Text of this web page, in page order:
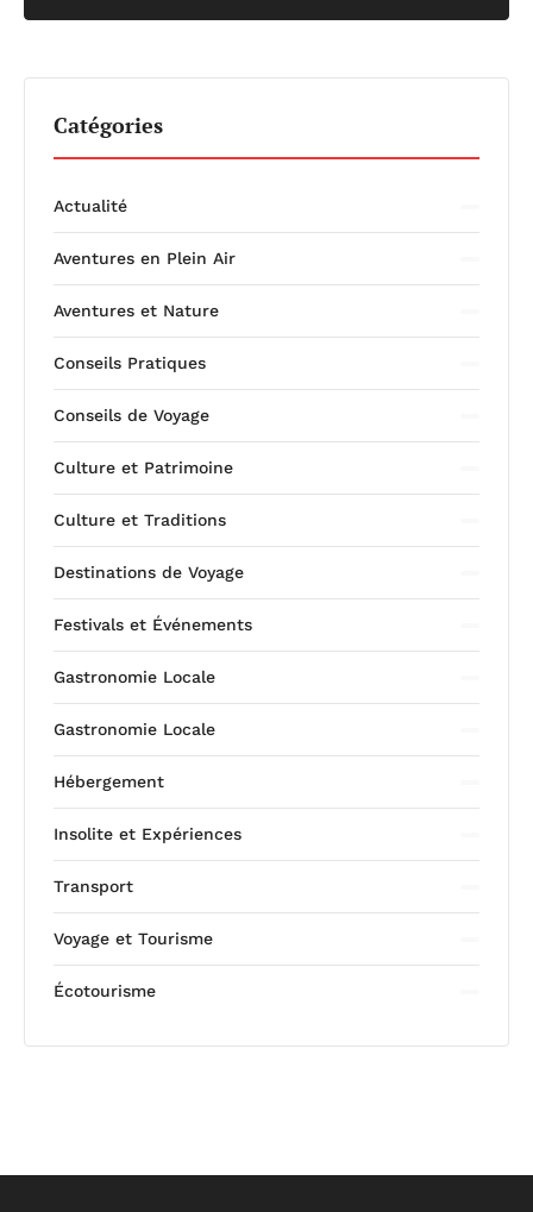
Catégories
Actualité
Aventures en Plein Air
Aventures et Nature
Conseils Pratiques
Conseils de Voyage
Culture et Patrimoine
Culture et Traditions
Destinations de Voyage
Festivals et Événements
Gastronomie Locale
Gastronomie Locale
Hébergement
Insolite et Expériences
Transport
Voyage et Tourisme
Écotourisme